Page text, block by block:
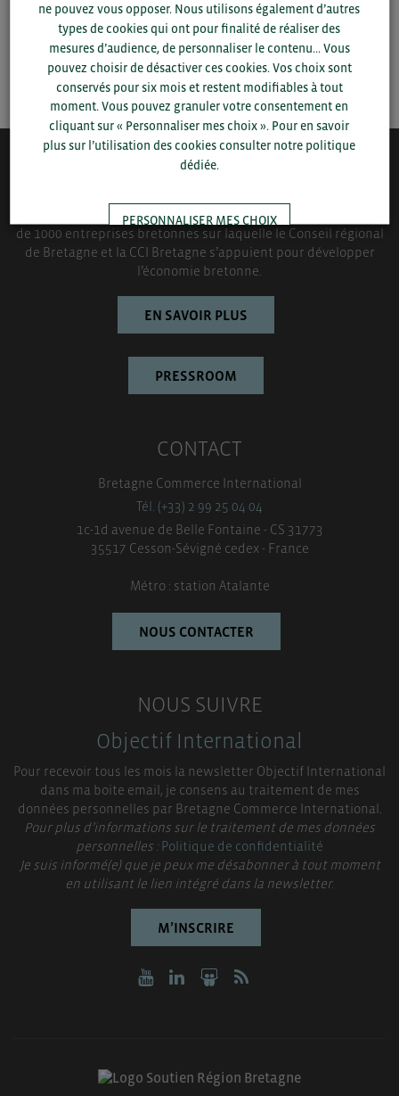
SAUVEGARDER
Bretagne Commerce International est une association de plus
de 1000 entreprises bretonnes sur laquelle le Conseil régional
de Bretagne et la CCI Bretagne s’appuient pour développer
l’économie bretonne.
EN SAVOIR PLUS
PRESSROOM
CONTACT
Bretagne Commerce International
Tél. (+33) 2 99 25 04 04
1c-1d avenue de Belle Fontaine - CS 31773
35517 Cesson-Sévigné cedex - France
Métro : station Atalante
NOUS CONTACTER
NOUS SUIVRE
Objectif International
Pour recevoir tous les mois la newsletter Objectif International
dans ma boite email, je consens au traitement de mes
données personnelles par Bretagne Commerce International.
Pour plus d’informations sur le traitement de mes données
personnelles :Politique de confidentialité
Je suis informé(e) que je peux me désabonner à tout moment
en utilisant le lien intégré dans la newsletter.
M’INSCRIRE
ne pouvez vous opposer. Nous utilisons également d’autres
types de cookies qui ont pour finalité de réaliser des
mesures d’audience, de personnaliser le contenu... Vous
pouvez choisir de désactiver ces cookies. Vos choix sont
conservés pour six mois et restent modifiables à tout
moment. Vous pouvez granuler votre consentement en
cliquant sur « Personnaliser mes choix ». Pour en savoir
plus sur l’utilisation des cookies consulter notre politique
dédiée.
PERSONNALISER MES CHOIX
TOUT ACCEPTER